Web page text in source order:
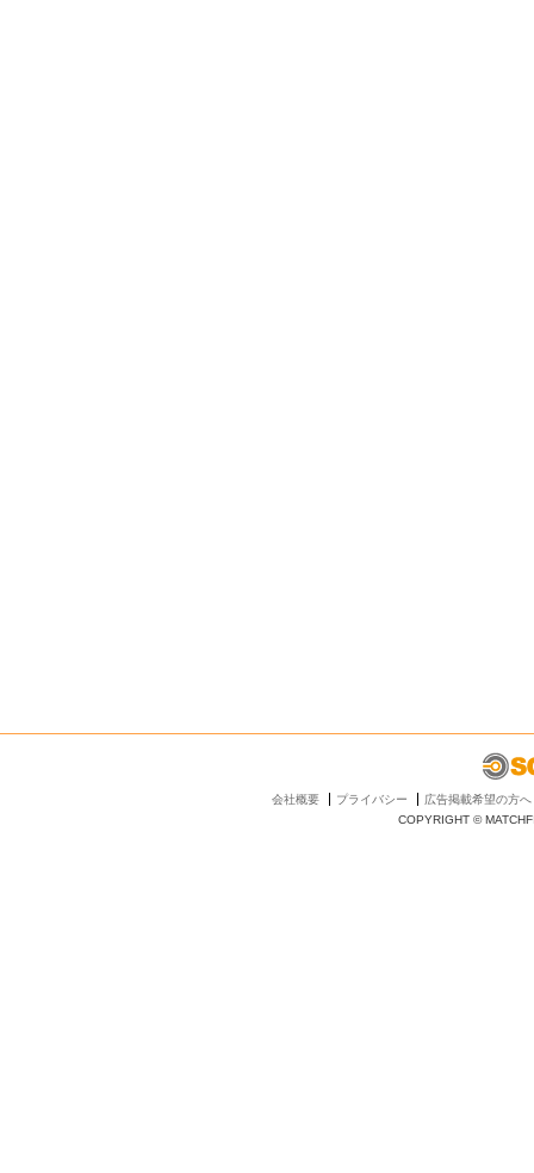
会社概要 プライバシー
広告掲載希望の方へ
COPYRIGHT ©